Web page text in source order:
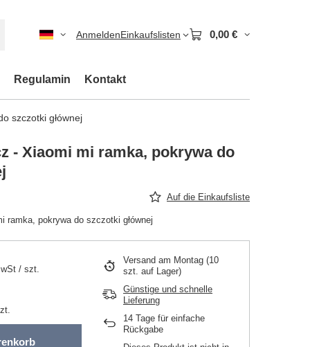
AnmeldenEinkaufslisten 0,00 €
Regulamin Kontakt
szczotki głównej
- Xiaomi mi ramka, pokrywa do
Auf die Einkaufsliste
ramka, pokrywa do szczotki głównej
/ szt.
Versand am Montag (10
szt. auf Lager)
Günstige und schnelle
Lieferung
14 Tage für einfache
Rückgabe